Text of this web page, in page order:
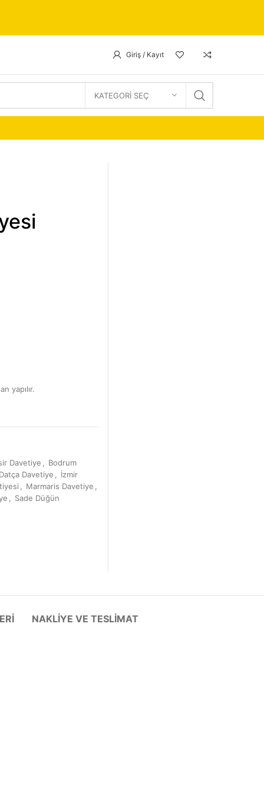
Giriş / Kayıt
KATEGORI SEÇ
yapılır.
Davetiye
Bodrum
Datça Davetiye
İzmir
Marmaris Davetiye
Sade Düğün
NAKLIYE VE TESLIMAT